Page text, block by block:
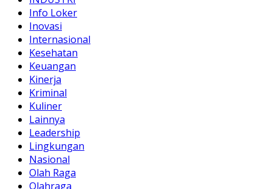
Info Loker
Inovasi
Internasional
Kesehatan
Keuangan
Kinerja
Kriminal
Kuliner
Lainnya
Leadership
Lingkungan
Nasional
Olah Raga
Olahraga